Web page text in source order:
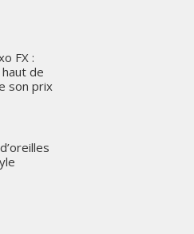
FX :
de
son prix